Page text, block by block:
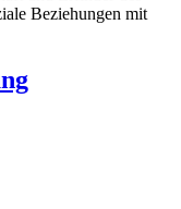
Beziehungen mit